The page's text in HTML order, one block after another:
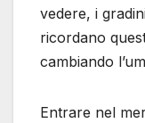
vedere, i
ricordano
cambiando
Entrare nel